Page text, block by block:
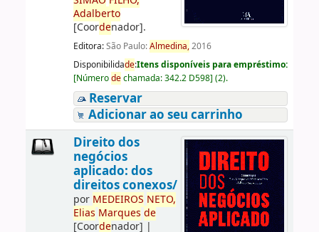
Adalberto
[Coordenador].
Editora:São Paulo:Almedina,2016
Disponibilidade:Itens disponíveis para empréstimo:
[Númerodechamada:342.2 D598] (2).
Reservar
Adicionar ao seu carrinho
Direito dos
negócios
aplicado: dos
direitos conexos/
por MEDEIROS NETO,
Elias Marques de
[Coordenador] |